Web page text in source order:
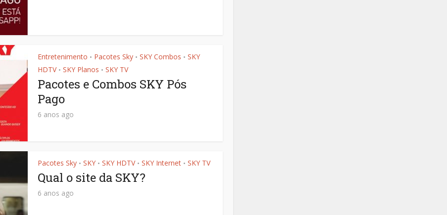
Entretenimento • Pacotes Sky • SKY Combos • SKY
HDTV • SKY Planos • SKY TV
Pacotes e Combos SKY Pós
Pago
6 anos ago
Pacotes Sky • SKY • SKY HDTV • SKY Internet • SKY TV
Qual o site da SKY?
6 anos ago